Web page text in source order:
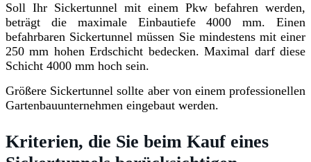
Soll Ihr Sickertunnel mit einem Pkw befahren werden,
beträgt die maximale Einbautiefe 4000 mm. Einen
befahrbaren Sickertunnel müssen Sie mindestens mit einer
250 mm hohen Erdschicht bedecken. Maximal darf diese
Schicht 4000 mm hoch sein.
Größere Sickertunnel sollte aber von einem professionellen
Gartenbauunternehmen eingebaut werden.
Kriterien, die Sie beim Kauf eines